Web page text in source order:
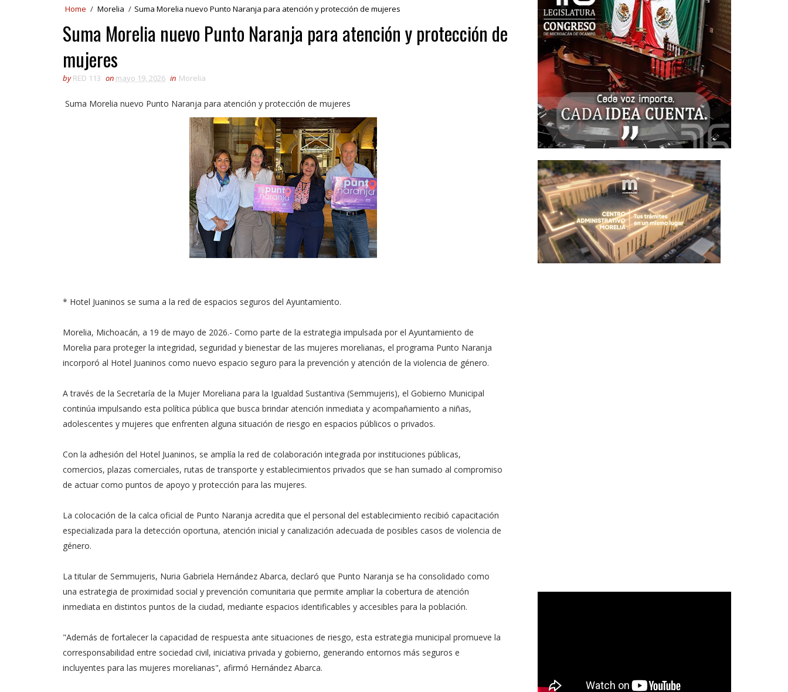
Home / Morelia / Suma Morelia nuevo Punto Naranja para atención y protección de mujeres
Suma Morelia nuevo Punto Naranja para atención y protección de
mujeres
by RED 113 on mayo 19, 2026 in Morelia
Suma Morelia nuevo Punto Naranja para atención y protección de mujeres
* Hotel Juaninos se suma a la red de espacios seguros del Ayuntamiento.
Morelia, Michoacán, a 19 de mayo de 2026.- Como parte de la estrategia impulsada por el Ayuntamiento de
Morelia para proteger la integridad, seguridad y bienestar de las mujeres morelianas, el programa Punto Naranja
incorporó al Hotel Juaninos como nuevo espacio seguro para la prevención y atención de la violencia de género.
A través de la Secretaría de la Mujer Moreliana para la Igualdad Sustantiva (Semmujeris), el Gobierno Municipal
continúa impulsando esta política pública que busca brindar atención inmediata y acompañamiento a niñas,
adolescentes y mujeres que enfrenten alguna situación de riesgo en espacios públicos o privados.
Con la adhesión del Hotel Juaninos, se amplía la red de colaboración integrada por instituciones públicas,
comercios, plazas comerciales, rutas de transporte y establecimientos privados que se han sumado al compromiso
de actuar como puntos de apoyo y protección para las mujeres.
La colocación de la calca oficial de Punto Naranja acredita que el personal del establecimiento recibió capacitación
especializada para la detección oportuna, atención inicial y canalización adecuada de posibles casos de violencia de
género.
La titular de Semmujeris, Nuria Gabriela Hernández Abarca, declaró que Punto Naranja se ha consolidado como
una estrategia de proximidad social y prevención comunitaria que permite ampliar la cobertura de atención
inmediata en distintos puntos de la ciudad, mediante espacios identificables y accesibles para la población.
"Además de fortalecer la capacidad de respuesta ante situaciones de riesgo, esta estrategia municipal promueve la
corresponsabilidad entre sociedad civil, iniciativa privada y gobierno, generando entornos más seguros e
incluyentes para las mujeres morelianas", afirmó Hernández Abarca.